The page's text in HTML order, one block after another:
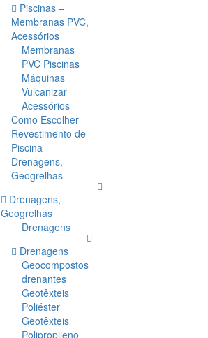
Piscinas –
Membranas PVC,
Acessórios
Membranas
PVC Piscinas
Máquinas
Vulcanizar
Acessórios
Como Escolher
Revestimento de
Piscina
Drenagens,
Geogrelhas
Drenagens,
Geogrelhas
Drenagens
Drenagens
Geocompostos
drenantes
Geotêxteis
Poliéster
Geotêxteis
Polipropileno